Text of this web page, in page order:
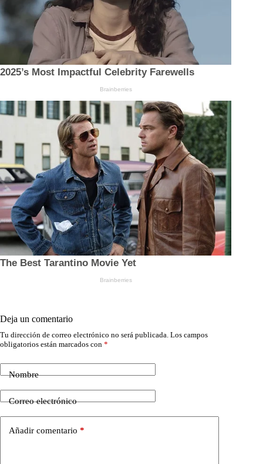
Deja un comentario
Tu dirección de correo electrónico no será publicada. Los campos
obligatorios están marcados con *
Nombre
Correo electrónico
Añadir comentario *